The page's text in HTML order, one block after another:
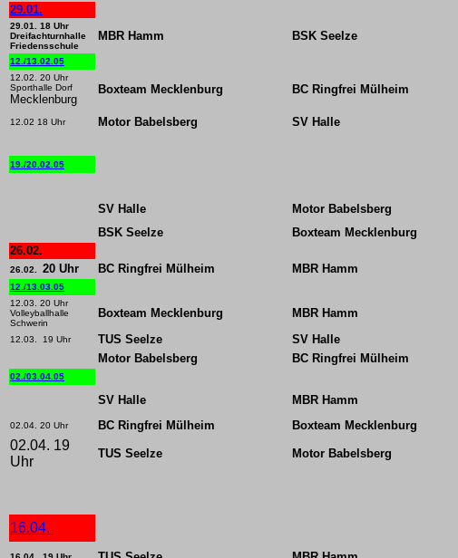
29.01.
29.01. 18 Uhr
Dreifachturnhalle
Friedensschule
MBR Hamm BSK Seelze
12./13.02.05
12.02. 20 Uhr
Sporthalle Dorf
Mecklenburg
Boxteam Mecklenburg BC Ringfrei Mülheim
12.02 18 Uhr Motor Babelsberg SV Halle
19./20.02.05
SV Halle Motor Babelsberg
BSK Seelze Boxteam Mecklenburg
26.02.
26.02. 20 Uhr BC Ringfrei Mülheim MBR Hamm
12./13.03.05
12.03. 20 Uhr
Volleyballhalle
Schwerin
Boxteam Mecklenburg MBR Hamm
12.03. 19 Uhr TUS Seelze SV Halle
Motor Babelsberg BC Ringfrei Mülheim
02./03.04.05
SV Halle MBR Hamm
02.04. 20 Uhr BC Ringfrei Mülheim Boxteam Mecklenburg
02.04. 19
Uhr
TUS Seelze Motor Babelsberg
16.04.